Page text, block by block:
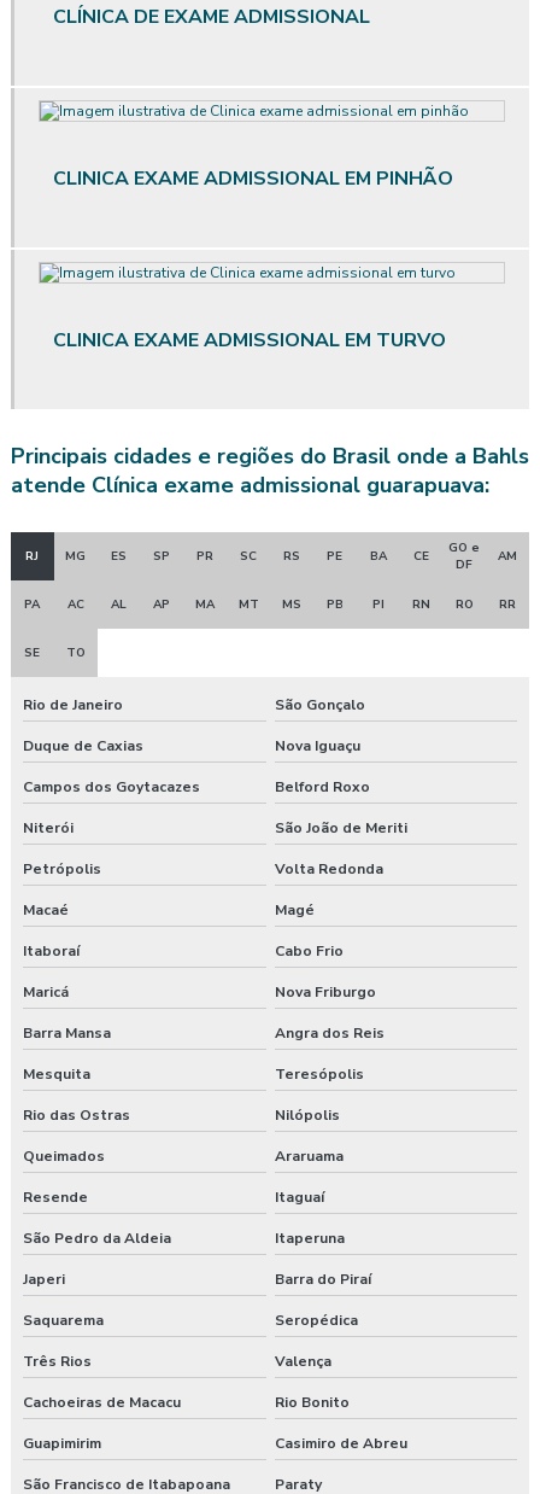
Avaliação ergonômica preliminar das situações de trabalho
Avaliação qualitativa de vibração
Avaliação quantitativa de riscos químicos
Avaliação quantitativa de vibração
Clínica de exame admissional
Clínica exame admissional guarapuava
Clinica exame admissional em turvo
Clínica para fazer exame aso
Clínica de medicina do trabalho
Consultoria ambiental e segurança do trabalho
Consultoria empresarial paraná
Consultoria higiene ocupacional
Consultoria saúde e segurança do trabalho
Consultoria segurança do trabalho
Consultoria segurança do trabalho curitiba
Consultoria segurança do trabalho guarapuava
Consultoria e segurança no trabalho
Curso esocial para segurança do trabalho
CLÍNICA DE EXAME ADMISSIONAL
CLINICA EXAME ADMISSIONAL EM PINHÃO
CLINICA EXAME ADMISSIONAL EM TURVO
Principais cidades e regiões do Brasil onde a Bahls
atende Clínica exame admissional guarapuava:
RJ MG ES SP PR SC RS PE BA CE
GO e
DF
AM
PA AC AL AP MA MT MS PB PI RN RO RR
SE TO
Rio de Janeiro São Gonçalo
Duque de Caxias Nova Iguaçu
Campos dos Goytacazes Belford Roxo
Niterói São João de Meriti
Petrópolis Volta Redonda
Macaé Magé
Itaboraí Cabo Frio
Maricá Nova Friburgo
Barra Mansa Angra dos Reis
Mesquita Teresópolis
Rio das Ostras Nilópolis
Queimados Araruama
Resende Itaguaí
São Pedro da Aldeia Itaperuna
Japeri Barra do Piraí
Saquarema Seropédica
Três Rios Valença
Cachoeiras de Macacu Rio Bonito
Guapimirim Casimiro de Abreu
São Francisco de Itabapoana Paraty